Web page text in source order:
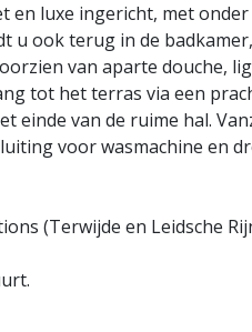
en luxe ingericht, met
u ook terug in de
van aparte douche,
tot het terras via een
einde van de ruime hal.
voor wasmachine en
(Terwijde en Leidsche